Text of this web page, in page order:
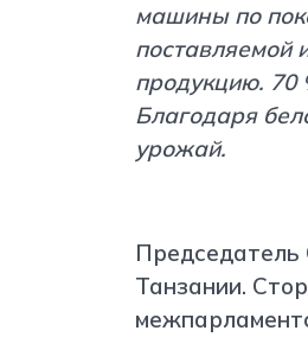
машины по
поставляемой
продукцию. 70
Благодаря
урожай.
Председатель
Танзании.